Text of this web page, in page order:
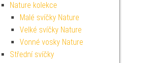
Nature kolekce
Malé svíčky Nature
Velké svíčky Nature
Vonné vosky Nature
Střední svíčky